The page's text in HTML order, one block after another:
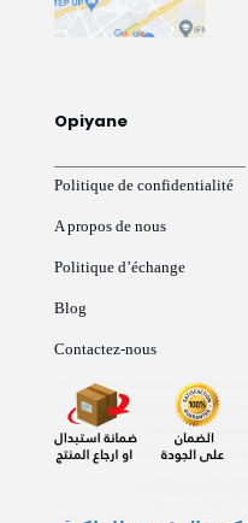
Opiyane
Politique de confidentialité
A propos de nous
Politique d’échange
Blog
Contactez-nous